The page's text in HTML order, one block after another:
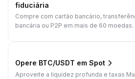
fiduciária
Compre com cartão bancário,
bancária ou P2P em mais de 60 moedas.
Opere BTC/USDT em Spot
Aproveite a liquidez profunda e taxas